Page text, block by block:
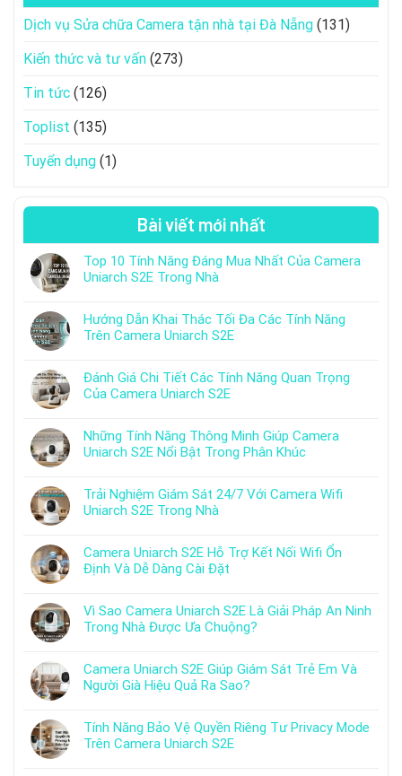
Dịch vụ Sửa chữa Camera tận nhà tại Đà Nẵng (131)
Kiến thức và tư vấn (273)
Tin tức (126)
Toplist (135)
Tuyển dụng (1)
Bài viết mới nhất
Top 10 Tính Năng Đáng Mua Nhất Của Camera
Uniarch S2E Trong Nhà
Hướng Dẫn Khai Thác Tối Đa Các Tính Năng
Trên Camera Uniarch S2E
Đánh Giá Chi Tiết Các Tính Năng Quan Trọng
Của Camera Uniarch S2E
Những Tính Năng Thông Minh Giúp Camera
Uniarch S2E Nổi Bật Trong Phân Khúc
Trải Nghiệm Giám Sát 24/7 Với Camera Wifi
Uniarch S2E Trong Nhà
Camera Uniarch S2E Hỗ Trợ Kết Nối Wifi Ổn
Định Và Dễ Dàng Cài Đặt
Vì Sao Camera Uniarch S2E Là Giải Pháp An Ninh
Trong Nhà Được Ưa Chuộng?
Camera Uniarch S2E Giúp Giám Sát Trẻ Em Và
Người Già Hiệu Quả Ra Sao?
Tính Năng Bảo Vệ Quyền Riêng Tư Privacy Mode
Trên Camera Uniarch S2E